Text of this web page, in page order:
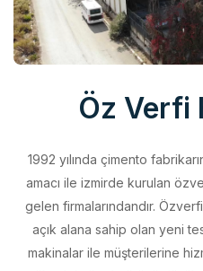
Öz Verfi
1992 yılında çimento
gelen firmalarındandır.
açık alana sahip olan yeni
makinalar ile müşterilerine
yüksek kalitede ürünü düşük
geleni yapan özverfi kalite